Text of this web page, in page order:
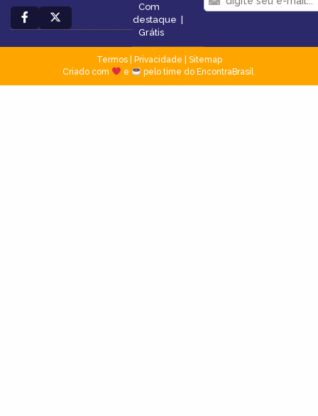
Com
destaque
Grátis
Termos| Privacidade
Sitemap
Criado com
e pelo time do EncontraBrasil